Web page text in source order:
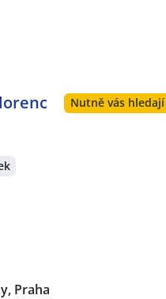
Nutně vás hledají
Praha